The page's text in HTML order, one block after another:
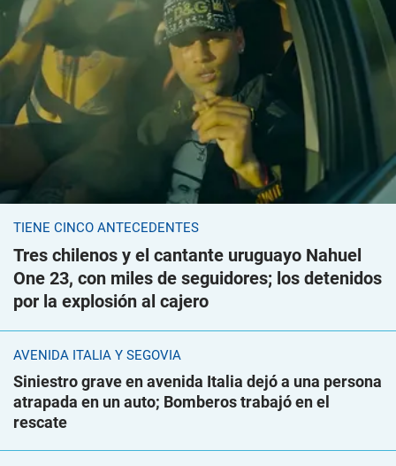
TIENE CINCO ANTECEDENTES
Tres chilenos y el cantante uruguayo Nahuel
One 23, con miles de seguidores; los detenidos
por la explosión al cajero
AVENIDA ITALIA Y SEGOVIA
Siniestro grave en avenida Italia dejó a una persona
atrapada en un auto; Bomberos trabajó en el
rescate